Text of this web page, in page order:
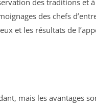
des traditions et
des chefs
et les résultats de
mais les avantages